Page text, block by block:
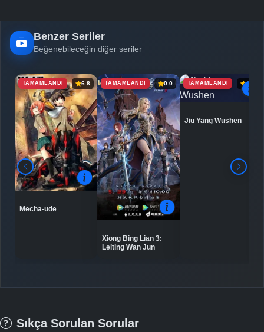
Benzer Seriler
Beğenebileceğin diğer seriler
TAMAMLANDI 6.8
Mecha-ude
TAMAMLANDI 0.0
Xiong Bing Lian 3:
Leiting Wan Jun
TAMAMLANDI 6.9
Jiu Yang Wushen
Sıkça Sorulan Sorular